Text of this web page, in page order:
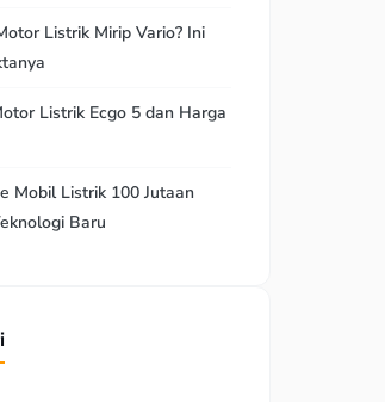
Listrik Mirip Vario? Ini
Listrik Ecgo 5 dan Harga
Mobil Listrik 100 Jutaan
Baru